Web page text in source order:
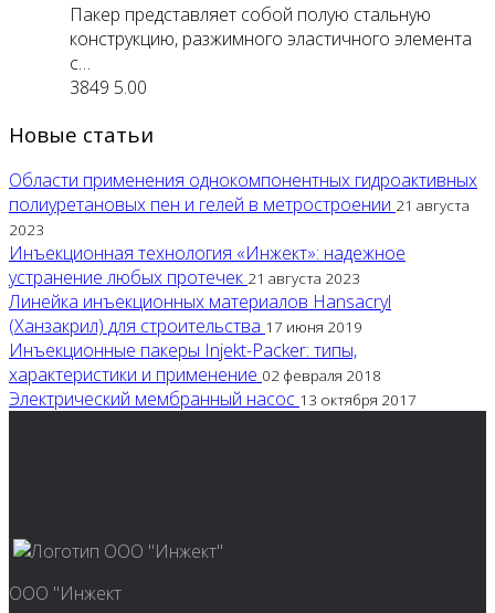
Пакер представляет собой полую стальную
конструкцию, разжимного эластичного элемента
с…
3849 5.00
Новые статьи
Области применения однокомпонентных гидроактивных
полиуретановых пен и гелей в метростроении 21 августа
2023
Инъекционная технология «Инжект»: надежное
устранение любых протечек 21 августа 2023
Линейка инъекционных материалов Hansacryl
(Ханзакрил) для строительства 17 июня 2019
Инъекционные пакеры Injekt-Packer: типы,
характеристики и применение 02 февраля 2018
Электрический мембранный насос 13 октября 2017
ООО "Инжект